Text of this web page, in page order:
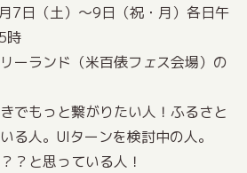
7日（土）～9日（祝・月）各日午
時
ーランド（米百俵フ ェス会場）の
でもっと繋がりたい人！ふるさと
る人。UIターンを検討中の人。
？と思っている人！